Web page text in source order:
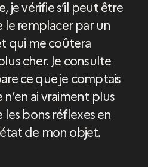
je vérifie s’il peut être
le remplacer par un
qui me coûtera
cher. Je consulte
ce que je comptais
n’en ai vraiment plus
les bons réflexes en
de mon objet.